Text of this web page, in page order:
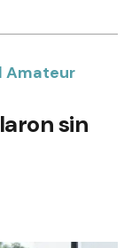
Amateur
sin